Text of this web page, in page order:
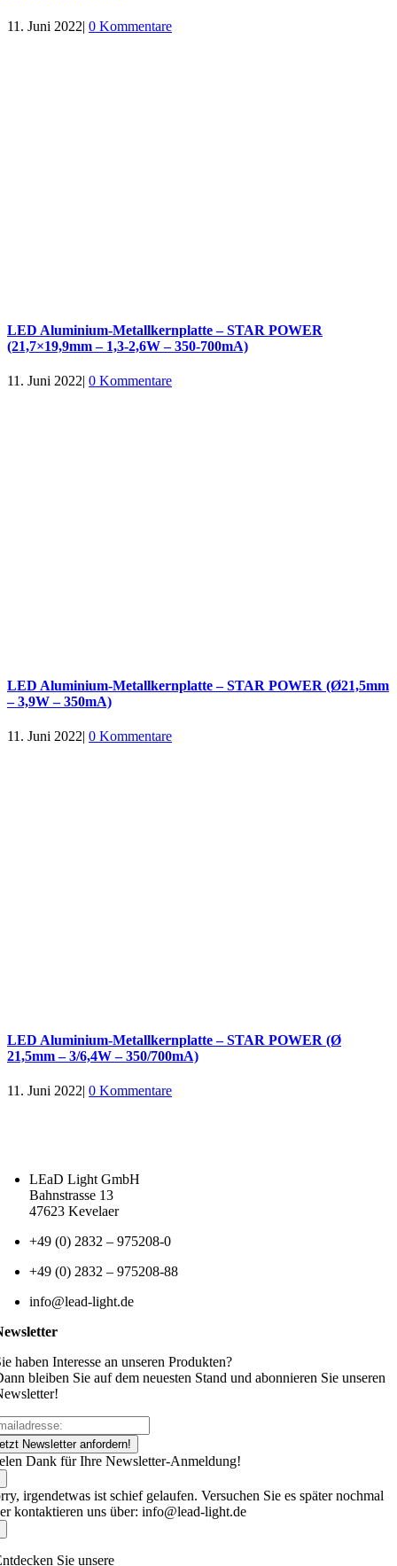
11. Juni 2022| 0 Kommentare
LED Aluminium-Metallkernplatte – STAR POWER
(21,7×19,9mm – 1,3-2,6W – 350-700mA)
11. Juni 2022| 0 Kommentare
LED Aluminium-Metallkernplatte – STAR POWER (Ø21,5mm
– 3,9W – 350mA)
11. Juni 2022| 0 Kommentare
LED Aluminium-Metallkernplatte – STAR POWER (Ø
21,5mm – 3/6,4W – 350/700mA)
11. Juni 2022| 0 Kommentare
LEaD Light GmbH
Bahnstrasse 13
47623 Kevelaer
+49 (0) 2832 – 975208-0
+49 (0) 2832 – 975208-88
info@lead-light.de
haben Interesse an unseren Produkten?
bleiben Sie auf dem neuesten Stand und abonnieren Sie unseren
Newsletter anfordern!
Dank für Ihre Newsletter-Anmeldung!
irgendetwas ist schief gelaufen. Versuchen Sie es später nochmal
kontaktieren uns über: info@lead-light.de
Sie unsere